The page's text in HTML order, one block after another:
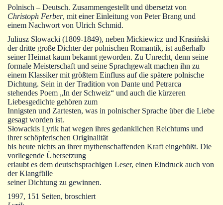
Warenkorb
Polnisch – Deutsch. Zusammengestellt und übersetzt von
Christoph Ferber, mit einer Einleitung von Peter Brang und
einem Nachwort von Ulrich Schmid.
Juliusz Słowacki (1809-1849), neben Mickiewicz und Krasiński
der dritte große Dichter der polnischen Romantik, ist außerhalb
seiner Heimat kaum bekannt geworden. Zu Unrecht, denn seine
formale Meisterschaft und seine Sprachgewalt machen ihn zu
einem Klassiker mit größtem Einfluss auf die spätere polnische
Dichtung. Sein in der Tradition von Dante und Petrarca
stehendes Poem „In der Schweiz“ und auch die kürzeren
Liebesgedichte gehören zum
Innigsten und Zartesten, was in polnischer Sprache über die Liebe
gesagt worden ist.
Słowackis Lyrik hat wegen ihres gedanklichen Reichtums und
ihrer schöpferischen Originalität
bis heute nichts an ihrer mythenschaffenden Kraft eingebüßt. Die
vorliegende Übersetzung
erlaubt es dem deutschsprachigen Leser, einen Eindruck auch von
der Klangfülle
seiner Dichtung zu gewinnen.
1997, 151 Seiten, broschiert